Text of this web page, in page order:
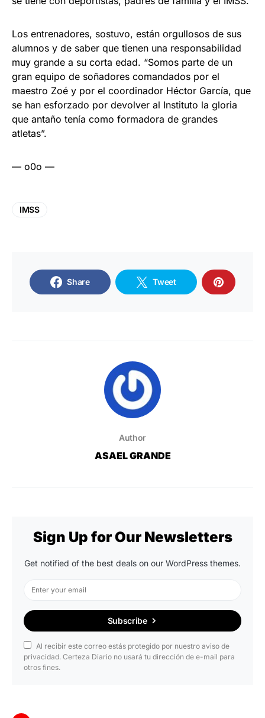
Los entrenadores, sostuvo, están orgullosos de sus
alumnos y de saber que tienen una responsabilidad
muy grande a su corta edad. “Somos parte de un
gran equipo de soñadores comandados por el
maestro Zoé y por el coordinador Héctor García, que
se han esforzado por devolver al Instituto la gloria
que antaño tenía como formadora de grandes
atletas”.
— o0o —
IMSS
Share Tweet
Author
ASAEL GRANDE
Sign Up for Our Newsletters
Get notified of the best deals on our WordPress themes.
Subscribe
Al recibir este correo estás protegido por nuestro aviso de
privacidad. Certeza Diario no usará tu dirección de e-mail para
otros fines.